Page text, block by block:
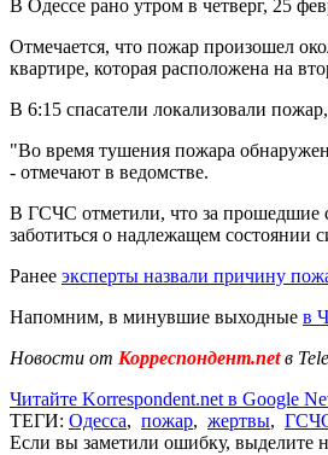
В Одессе рано утром в четверг, 25
Отмечается, что пожар произошел
квартире, которая расположена на
В 6:15 спасатели локализовали
"Во время тушения пожара
- отмечают в ведомстве.
В ГСЧС отметили, что за прошедшие
заботиться о надлежащем состоянии
Ранее эксперты назвали причину
Напомним, в минувшие выходные в
Новости от Корреспондент.netв
Читайте Korrespondent.net в Google
ТЕГИ: Одесса, пожар, жертвы,
Если вы заметили ошибку, выделите